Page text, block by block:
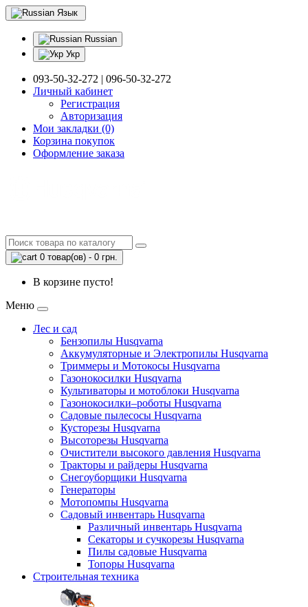
Язык
Russian
Укр
093-50-32-272 | 096-50-32-272
Личный кабинет
Регистрация
Авторизация
Мои закладки (0)
Корзина покупок
Оформление заказа
0 товар(ов) - 0 грн.
В корзине пусто!
Меню
Лес и сад
Бензопилы Husqvarna
Аккумуляторные и Электропилы Нusqvarna
Триммеры и Мотокосы Нusqvarna
Газонокосилки Husqvarna
Культиваторы и мотоблоки Husqvarna
Газонокосилки–роботы Husqvarna
Садовые пылесосы Husqvarna
Кусторезы Husqvarna
Высоторезы Husqvarna
Очистители высокого давления Husqvarna
Тракторы и райдеры Husqvarna
Снегоуборщики Husqvarna
Генераторы
Мотопомпы Husqvarna
Садовый инвентарь Husqvarna
Различный инвентарь Husqvarna
Секаторы и сучкорезы Husqvarna
Пилы садовые Husqvarna
Топоры Husqvarna
Строительная техника